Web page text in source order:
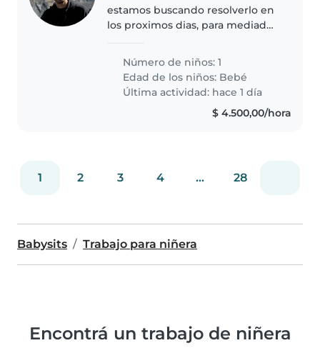
estamos buscando resolverlo en
los proximos dias, para mediados
Número de niños: 1
Edad de los niños: Bebé
Última actividad: hace 1 día
$ 4.500,00/hora
1 2 3 4 ... 28
Babysits Trabajo para niñera
Encontrá un trabajo de niñera